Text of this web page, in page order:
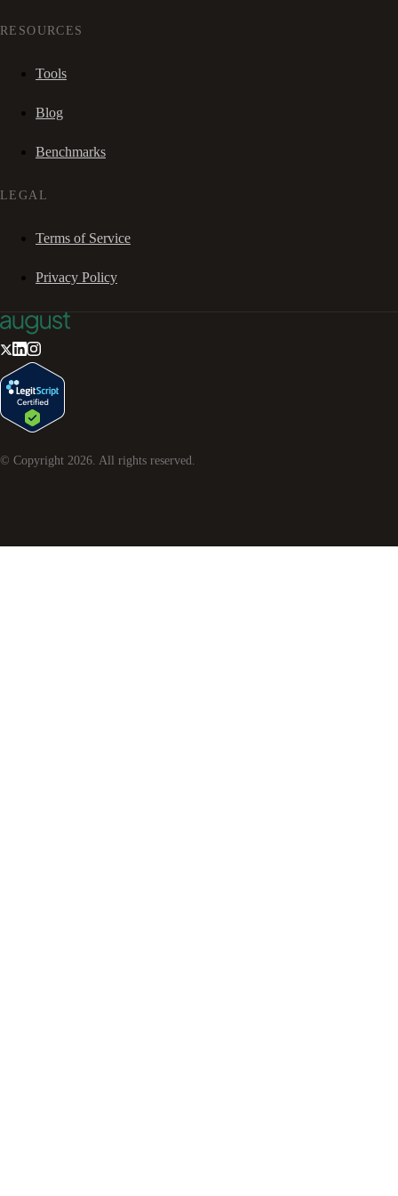
RESOURCES
Tools
Blog
Benchmarks
LEGAL
Terms of Service
Privacy Policy
© Copyright 2026 . All rights reserved.